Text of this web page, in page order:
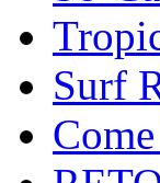
Surf